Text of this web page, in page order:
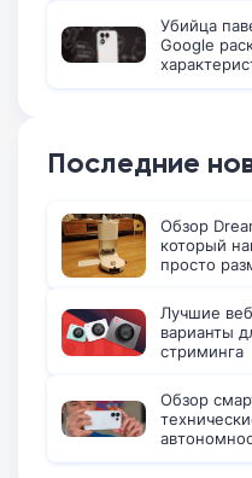
Убийца
Google
Последние
Обзор
который
просто
Лучшие
варианты
стриминга
Обзор